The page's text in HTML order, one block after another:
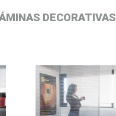
DECORATIVAS